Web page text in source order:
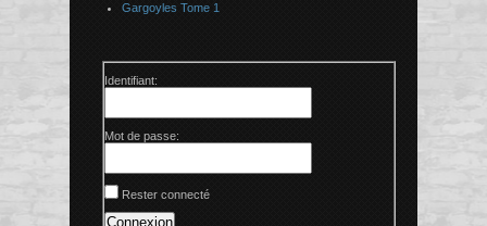
Gargoyles Tome 1
Identifiant:
Mot de passe:
Rester connecté
Connexion